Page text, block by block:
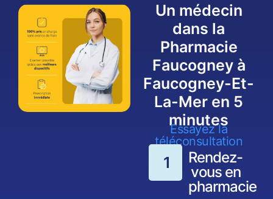
Un médecin
dans la
Pharmacie
Faucogney à
Faucogney-Et-
La-Mer en 5
minutes
Essayez la
téléconsultation
1
Rendez-
vous en
pharmacie